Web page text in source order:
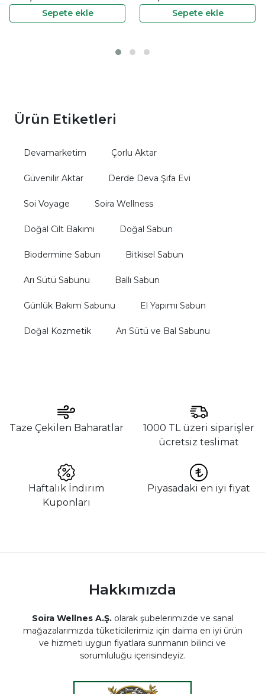
Sepete ekle Sepete ekle
Ürün Etiketleri
Devamarketim Çorlu Aktar
Güvenilir Aktar Derde Deva Şifa Evi
Soi Voyage Soira Wellness
Doğal Cilt Bakımı Doğal Sabun
Biodermine Sabun Bitkisel Sabun
Arı Sütü Sabunu Ballı Sabun
Günlük Bakım Sabunu El Yapımı Sabun
Doğal Kozmetik Arı Sütü ve Bal Sabunu
Taze Çekilen Baharatlar
1000 TL üzeri siparişler
ücretsiz teslimat
Haftalık İndirim
Kuponları
Piyasadaki en iyi fiyat
Hakkımızda
Soira Wellnes A.Ş.olarak şubelerimizde ve sanal
mağazalarımızda tüketicilerimiz için daima en iyi ürün
ve hizmeti uygun fiyatlara sunmanın bilinci ve
sorumluluğu içerisindeyiz.